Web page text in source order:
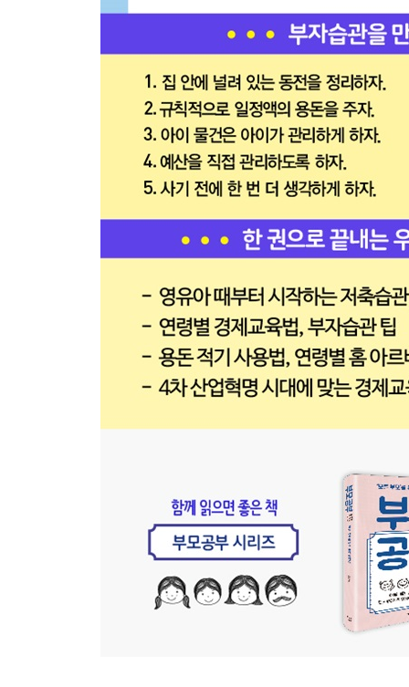
-강점을 함께 찾아내라
강점을 살린 고유의 브랜딩 | 엉뚱한 상상력과 도
-역경지수를 높여라
부자의 필수조건 | 고통을 마주하는 담대함 | 자존
4장 부자가족, 부모가 먼저다
-부모의 부자 마인드가 성공하는 자녀를 만든다
만들기 위한 4가지 요소 | 부모의 마인드부터 바꿔
-행복한 자존감이 먼저다
부모와 자존감 | H씨의 자존감 양육법 | 메뚜기
자존감 설문지
-돈이 일하게 하는 아바타 시스템을 만들어라
부자 시스템 구축하기 | 당신이 늘 시간이 부족
연결하기 |【실천TIP】아이가 아바타 시스템에 눈
-4차 산업혁명시대, 우리 가족 어떻게 변해야 할까?
4차 산업혁명시대, 대학만이 능사가 아니다 | 인